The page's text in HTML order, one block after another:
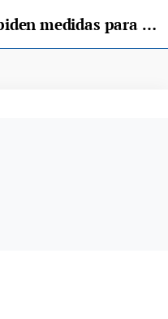
Los populares de Llanera piden medidas para aliviar a los vecinos de aumento de la tasa de basuras